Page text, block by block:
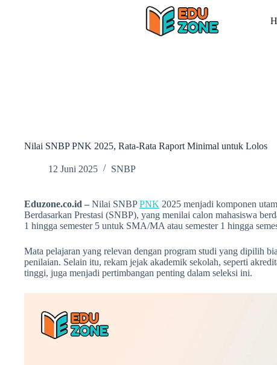
Nilai SNBP PNK 2025, Rata-Rata Raport Minimal untuk Lolos
12 Juni 2025 SNBP
Eduzone.co.id – Nilai SNBPPNK 2025 menjadi komponen
Berdasarkan Prestasi (SNBP), yang menilai calon mahasiswa
1 hingga semester 5 untuk SMA/MA atau semester 1 hingga
Mata pelajaran yang relevan dengan program studi yang dipilih
penilaian. Selain itu, rekam jejak akademik sekolah, seperti
tinggi, juga menjadi pertimbangan penting dalam seleksi ini.